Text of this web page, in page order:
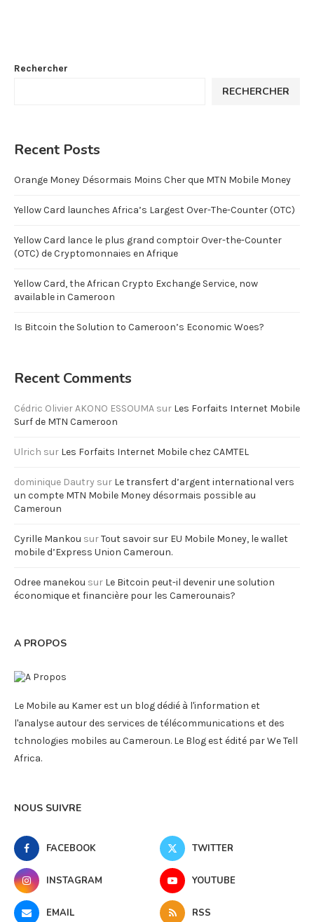
Rechercher
RECHERCHER
Recent Posts
Orange Money Désormais Moins Cher que MTN Mobile Money
Yellow Card launches Africa’s Largest Over-The-Counter (OTC)
Yellow Card lance le plus grand comptoir Over-the-Counter
(OTC) de Cryptomonnaies en Afrique
Yellow Card, the African Crypto Exchange Service, now
available in Cameroon
Is Bitcoin the Solution to Cameroon’s Economic Woes?
Recent Comments
Cédric Olivier AKONO ESSOUMA sur Les Forfaits Internet Mobile
Surf de MTN Cameroon
Ulrich sur Les Forfaits Internet Mobile chez CAMTEL
dominique Dautry sur Le transfert d’argent international vers
un compte MTN Mobile Money désormais possible au
Cameroun
Cyrille Mankou surTout savoir sur EU Mobile Money, le wallet
mobile d’Express Union Cameroun.
Odree manekou sur Le Bitcoin peut-il devenir une solution
économique et financière pour les Camerounais?
A PROPOS
Le Mobile au Kamer est un blog dédié à l'information et
l'analyse autour des services de télécommunications et des
tchnologies mobiles au Cameroun. Le Blog est édité par We Tell
Africa.
NOUS SUIVRE
FACEBOOK TWITTER
INSTAGRAM YOUTUBE
EMAIL RSS